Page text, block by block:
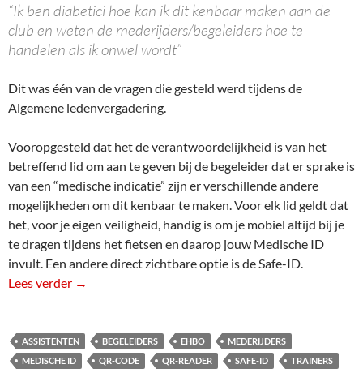
“Ik ben diabetici hoe kan ik dit kenbaar maken aan de
club en weten de mederijders/begeleiders hoe te
handelen als ik onwel wordt”
Dit was één van de vragen die gesteld werd tijdens de
Algemene ledenvergadering.
Vooropgesteld dat het de verantwoordelijkheid is van het
betreffend lid om aan te geven bij de begeleider dat er sprake is
van een “medische indicatie” zijn er verschillende andere
mogelijkheden om dit kenbaar te maken. Voor elk lid geldt dat
het, voor je eigen veiligheid, handig is om je mobiel altijd bij je
te dragen tijdens het fietsen en daarop jouw Medische ID
invult. Een andere direct zichtbare optie is de Safe-ID.
Lees verder Hoe te handelen bij…
→
ASSISTENTEN BEGELEIDERS EHBO
MEDERIJDERS
MEDISCHE ID
QR-CODE QR-READER SAFE-ID TRAINERS